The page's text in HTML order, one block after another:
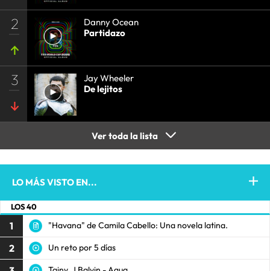
2
Danny Ocean
Partidazo
3
Jay Wheeler
De lejitos
Ver toda la lista
LO MÁS VISTO EN...
LOS 40
1 "Havana" de Camila Cabello: Una novela latina.
2 Un reto por 5 días